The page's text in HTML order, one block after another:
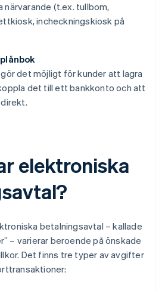
närvarande (t.ex. tullbom,
incheckningskiosk på
det möjligt för kunder att lagra
det till ett bankkonto och att
elektroniska
betalningsavtal – kallade
– varierar beroende på önskade
Det finns tre typer av avgifter